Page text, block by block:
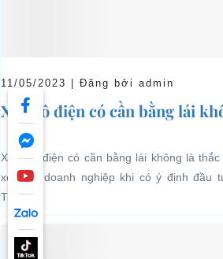
11/05/2023 | Đăng bởi admin
Xe ô tô điện có cần bằng lái
Xe ô tô điện có cần bằng lái không là
xe, chủ doanh nghiệp khi có ý định đầu
Trên...